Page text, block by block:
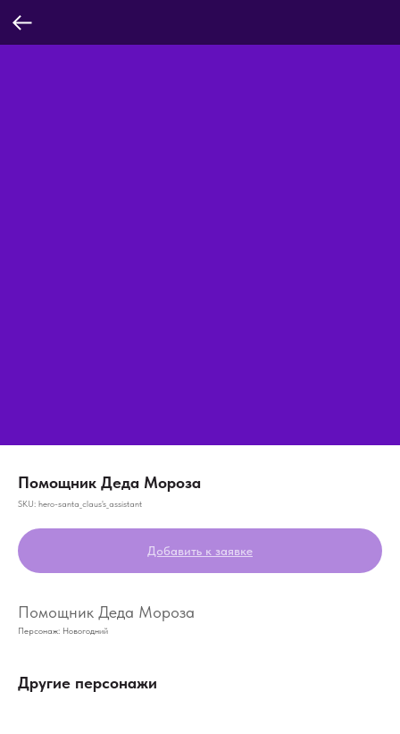
Помощник Деда Мороза
SKU: hero-santa_claus's_assistant
Добавить к заявке
Помощник Деда Мороза
Персонаж: Новогодний
Другие персонажи